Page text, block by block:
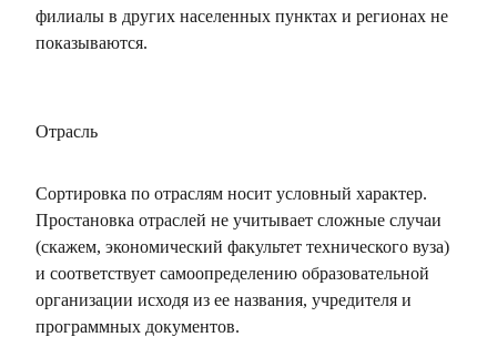
филиалы в других населенных пунктах и регионах не
показываются.
Отрасль
Сортировка по отраслям носит условный характер.
Простановка отраслей не учитывает сложные случаи
(скажем, экономический факультет технического вуза)
и соответствует самоопределению образовательной
организации исходя из ее названия, учредителя и
программных документов.